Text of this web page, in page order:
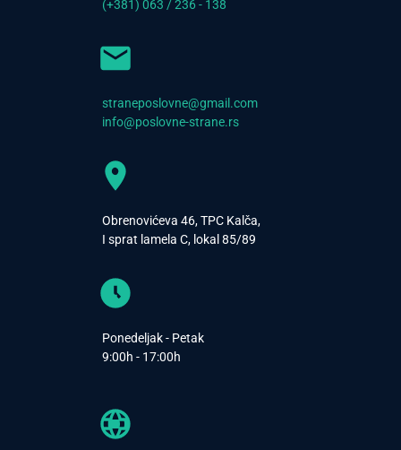
(+381) 063 / 236 - 138
straneposlovne@gmail.com
info@poslovne-strane.rs
Obrenovićeva 46, TPC Kalča,
I sprat lamela C, lokal 85/89
Ponedeljak - Petak
9:00h - 17:00h